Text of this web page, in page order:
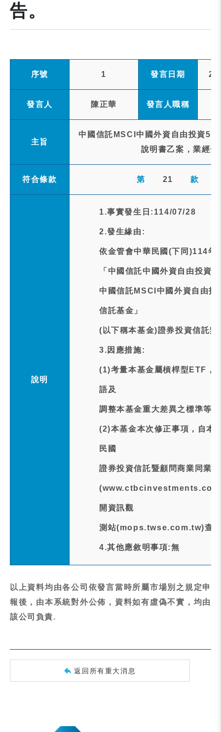
告。
序號 1 發言日期
發言人 陳正華 發言人職稱
主旨
中國信託MSCI中國外資自由投資
說明書乙案，業經
符合條款 第 21 款
說明
1.事實發生日:114/07/28
2.發生緣由:
依金管會中華民國(下同)114
「中國信託中國外資自由投資
中國信託MSCI中國外資自由
信託基金」
(以下稱本基金)證券投資信託
3.因應措施:
(1)考量本基金屬槓桿型ETF，
語及
調整本基金重大差異之標準等
(2)本基金本次修正事項，自本
民國
證券投資信託暨顧問商業同業
(www.ctbcinvestments.com)
開資訊觀
測站(mops.twse.com.tw)查
4.其他應敘明事項:無
以上資料均由各公司依發言當時所屬市場別之規定申
報後，由本系統對外公佈，資料如有虛偽不實，均由
該公司負責.
返回所有重大消息